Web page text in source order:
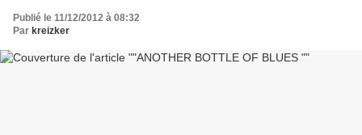
Publié le 11/12/2012 à 08:32
Par kreizker